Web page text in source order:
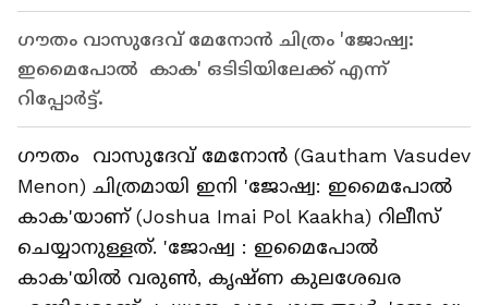
ഗൗതം വാസുദേവ് മേനോന്‍ ചിത്രം 'ജോഷ്വ:
ഇമൈപോല്‍ കാക' ഒടിടിയിലേക്ക് എന്ന്
റിപ്പോര്‍ട്ട്.
ഗൗതം വാസുദേവ് മേനോന്‍ (Gautham Vasudev
Menon) ചിത്രമായി ഇനി 'ജോഷ്വ: ഇമൈപോല്‍
കാക'യാണ് (Joshua Imai Pol Kaakha) റിലീസ്
ചെയ്യാനുള്ളത്. 'ജോഷ്വ : ഇമൈപോല്‍
കാക'യില്‍ വരുണ്‍, കൃഷ്‍ണ കുലശേഖര